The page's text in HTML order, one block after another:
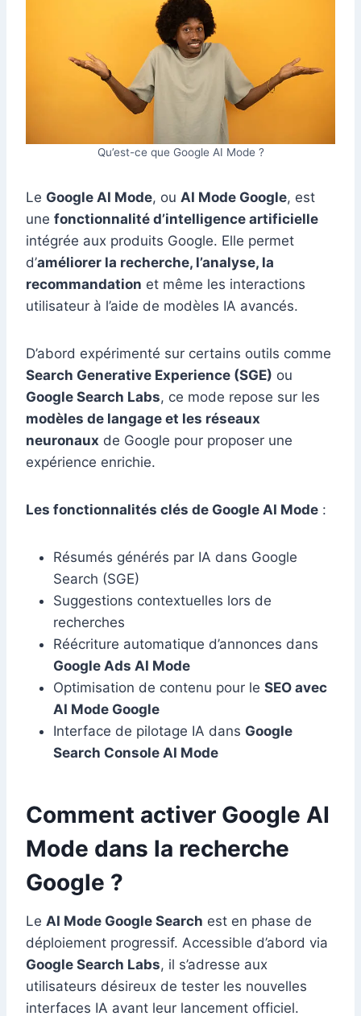
Qu’est-ce que Google AI Mode ?
Le Google AI Mode, ou AI Mode Google, est
une fonctionnalité d’intelligence artificielle
intégrée aux produits Google. Elle permet
d’améliorer la recherche, l’analyse, la
recommandation et même les interactions
utilisateur à l’aide de modèles IA avancés.
D’abord expérimenté sur certains outils comme
Search Generative Experience (SGE) ou
Google Search Labs, ce mode repose sur les
modèles de langage et les réseaux
neuronaux de Google pour proposer une
expérience enrichie.
Les fonctionnalités clés de Google AI Mode :
Résumés générés par IA dans Google
Search (SGE)
Suggestions contextuelles lors de
recherches
Réécriture automatique d’annonces dans
Google Ads AI Mode
Optimisation de contenu pour le SEO avec
AI Mode Google
Interface de pilotage IA dans Google
Search Console AI Mode
Comment activer Google AI
Mode dans la recherche
Google ?
Le AI Mode Google Search est en phase de
déploiement progressif. Accessible d’abord via
Google Search Labs, il s’adresse aux
utilisateurs désireux de tester les nouvelles
interfaces IA avant leur lancement officiel.